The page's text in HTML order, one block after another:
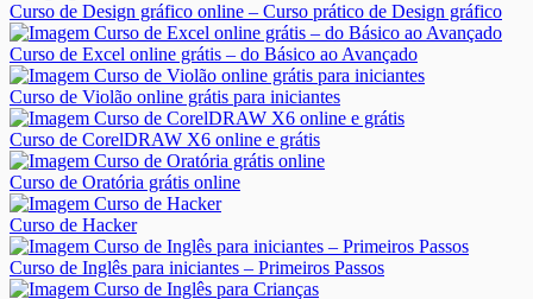
Curso de Design gráfico online – Curso prático de Design gráfico
Curso de Excel online grátis – do Básico ao Avançado
Curso de Violão online grátis para iniciantes
Curso de CorelDRAW X6 online e grátis
Curso de Oratória grátis online
Curso de Hacker
Curso de Inglês para iniciantes – Primeiros Passos